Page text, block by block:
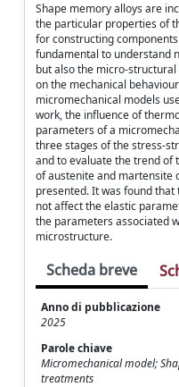
Shape memory alloys are
the particular properties of
for constructing
fundamental to understand
but also the micro-
on the mechanical
micromechanical models
work, the influence of
parameters of a
three stages of the stress-
and to evaluate the trend
of austenite and martensite
presented. It was found
not affect the elastic
the parameters associated
microstructure.
Scheda breve
Anno di pubblicazione
2025
Parole chiave
Micromechanical model;
treatments